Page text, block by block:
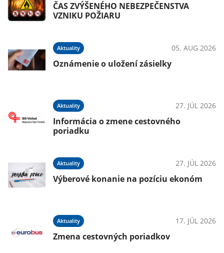
ČAS ZVÝŠENÉHO NEBEZPEČENSTVA
VZNIKU POŽIARU
Aktuality 05. AUG 2026
Oznámenie o uložení zásielky
Aktuality 27. JÚL 2026
Informácia o zmene cestovného
poriadku
Aktuality 27. JÚL 2026
Výberové konanie na pozíciu ekonóm
Aktuality 17. JÚL 2026
Zmena cestovných poriadkov